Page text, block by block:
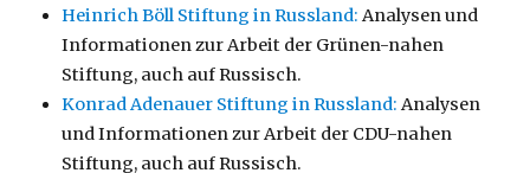
Heinrich Böll Stiftung in Russland: Analysen und
Informationen zur Arbeit der Grünen-nahen
Stiftung, auch auf Russisch.
Konrad Adenauer Stiftung in Russland: Analysen
und Informationen zur Arbeit der CDU-nahen
Stiftung, auch auf Russisch.